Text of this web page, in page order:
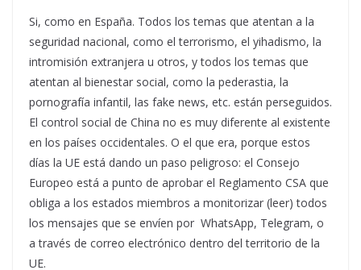
Si, como en España. Todos los temas que atentan a la
seguridad nacional, como el terrorismo, el yihadismo, la
intromisión extranjera u otros, y todos los temas que
atentan al bienestar social, como la pederastia, la
pornografía infantil, las fake news, etc. están perseguidos.
El control social de China no es muy diferente al existente
en los países occidentales. O el que era, porque estos
días la UE está dando un paso peligroso: el Consejo
Europeo está a punto de aprobar el Reglamento CSA que
obliga a los estados miembros a monitorizar (leer) todos
los mensajes que se envíen por WhatsApp, Telegram, o
a través de correo electrónico dentro del territorio de la
UE.